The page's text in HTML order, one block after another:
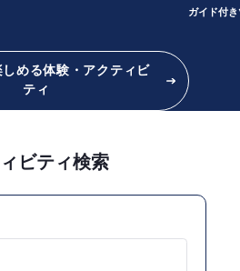
ガイド付
しめる体験・アクティビ
ティ
ビティ検索